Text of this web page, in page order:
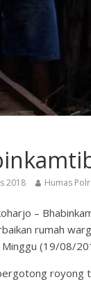
2018 Humas
–
rumah
Minggu (19/08/
royong